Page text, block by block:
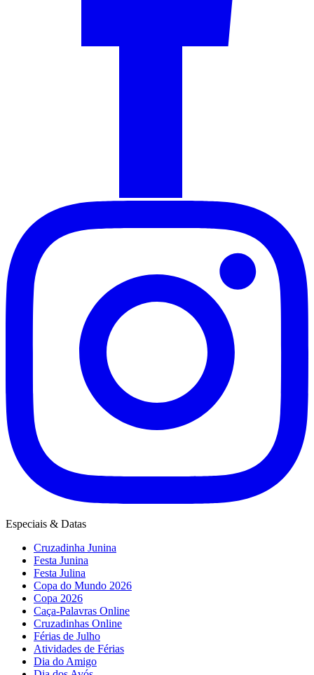
Especiais & Datas
Cruzadinha Junina
Festa Junina
Festa Julina
Copa do Mundo 2026
Copa 2026
Caça-Palavras Online
Cruzadinhas Online
Férias de Julho
Atividades de Férias
Dia do Amigo